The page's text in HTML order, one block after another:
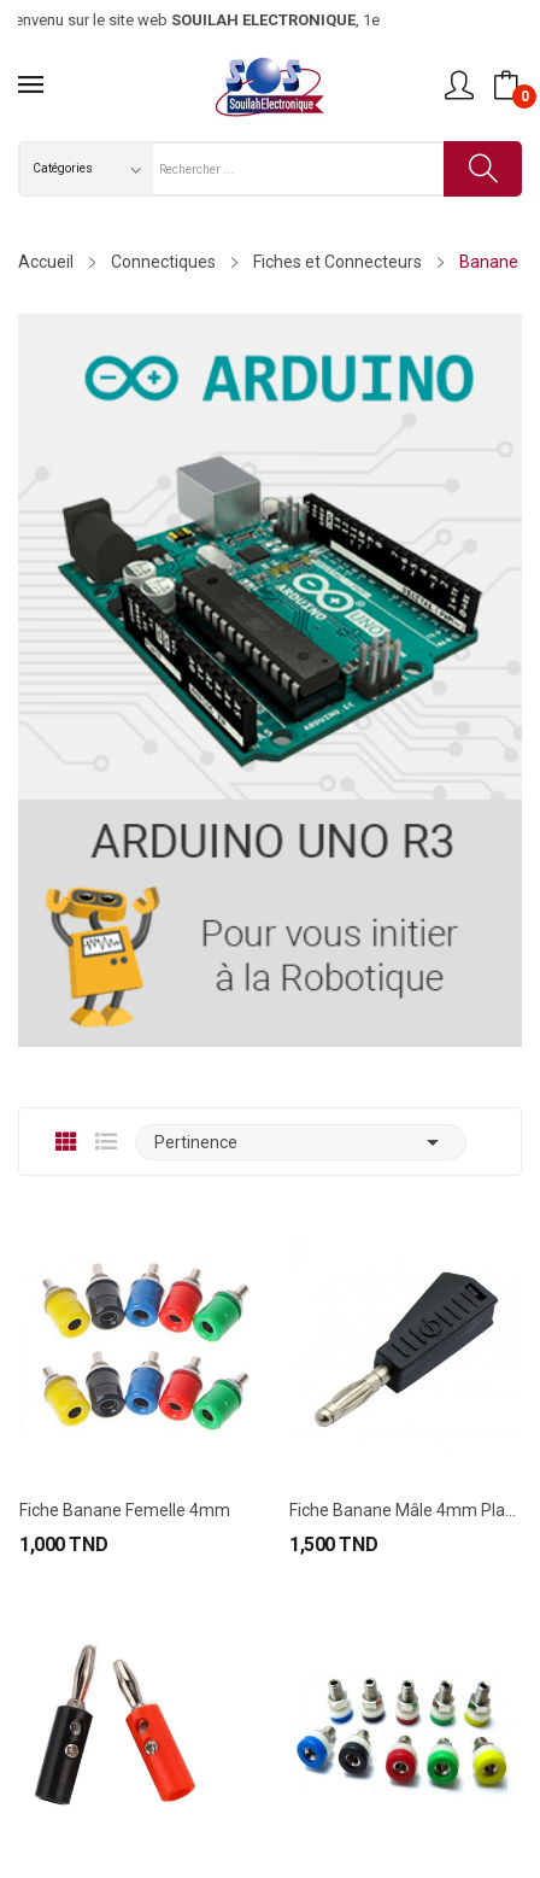
sur le site webSOUILAH ELECTRONIQUE, 1er magasin
0
Accueil Connectiques Fiches et Connecteurs Banane
Pertinence 
Fiche Banane Femelle 4mm
1,000 TND 1,500 TND